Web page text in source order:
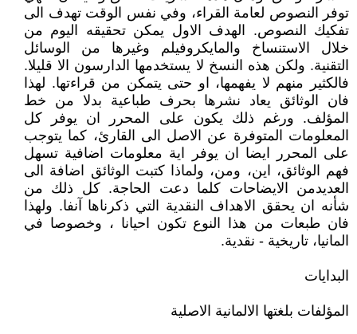
توفر النصوص لعامة القراء، وفي نفس الوقت تهدف الى
تفكيك النصوص. الهدف الاول يمكن تحقيقه اليوم من
خلال الاستنساخ والمايكروفيلم وغيرها من الوسائل
التقنية. ولكن هذه النسخ لا يستخدمها الدارسون الا قليلا.
فالكثير منهم لا يفهمها، او حتى يتمكن من قراءتها. لهذا
فان الوثائق يعاد نشرها بحرف طباعية بدلا من خط
المؤلف. ورغم ذلك يكون على المحرر ان يوفر كل
المعلومات المتوفرة عن الاصل الى القارئ، كما يتوجب
على المحرر ايضا ان يوفر اية معلومات اضافية تسهل
فهم الوثائق، اين، ومن، ولماذا كتبت الوثائق اضافة الى
العديدمن الايضاحات كلما دعت الحاجة. كل ذلك من
شأنه ان يحقق الاهداف النقدية التي ذكرناها آنفا. ولهذا
فان طبعات من هذا النوع تكون احيانا ، وخصوصا في
المانيا، تاريخية - نقدية.
البدايات
المؤلفات بلغتها الالمانية الاصلية